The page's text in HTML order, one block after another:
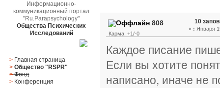
Информационно-
коммуникационный портал
"Ru.Parapsychology"
Общества Психических
Исследований
> Главная страница
> Общество "RSPR"
> Фонд
> Конференция
808
Карма: +1/-0
10
« : Января
Каждое писание
Если вы хотите
написано, иначе не